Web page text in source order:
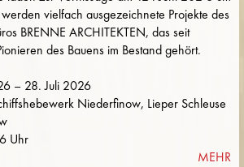
vielfach ausgezeichnete Projekte des
BRENNE ARCHITEKTEN, das seit
des Bauens im Bestand gehört.
– 28. Juli 2026
Niederfinow, Lieper Schleuse
Uhr
MEHR